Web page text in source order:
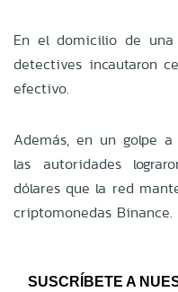
En el domicilio de una
detectives incautaron
efectivo.
Además, en un golpe
las autoridades
dólares que la red
criptomonedas Binance.
SUSCRÍBETE A